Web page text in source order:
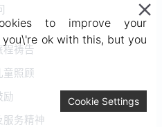
程祷告
童照顾
励
务精神
to improve your
you\'re ok with this, but you
Cookie Settings